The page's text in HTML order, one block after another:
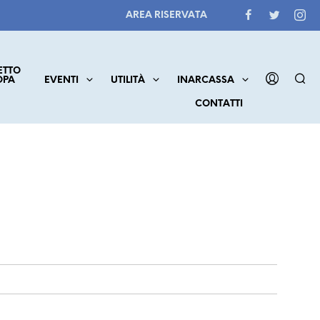
AREA RISERVATA
EVENTI UTILITÀ INARCASSA
CONTATTI